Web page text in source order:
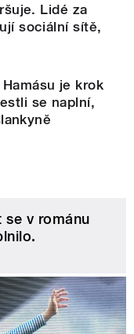
Lidé za
sociální sítě,
je krok
se naplní,
se v románu